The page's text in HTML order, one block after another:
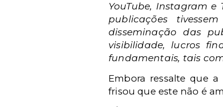
YouTube, Instagram e
publicações
disseminação das
visibilidade, lucros
fundamentais, tais
Embora ressalte que
frisou que este não é